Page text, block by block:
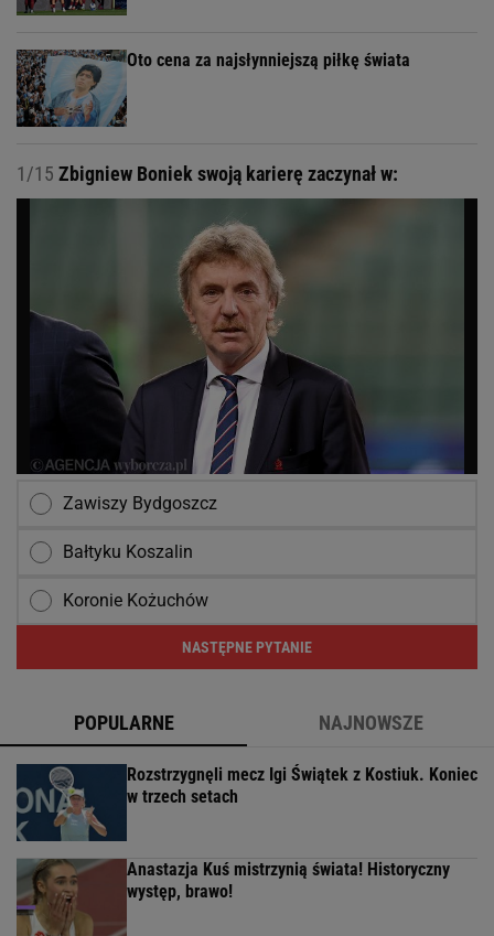
Oto cena za najsłynniejszą piłkę świata
1/15 Zbigniew Boniek swoją karierę zaczynał w:
Zawiszy Bydgoszcz
Bałtyku Koszalin
Koronie Kożuchów
NASTĘPNE PYTANIE
POPULARNE NAJNOWSZE
Rozstrzygnęli mecz Igi Świątek z Kostiuk. Koniec
w trzech setach
Anastazja Kuś mistrzynią świata! Historyczny
występ, brawo!